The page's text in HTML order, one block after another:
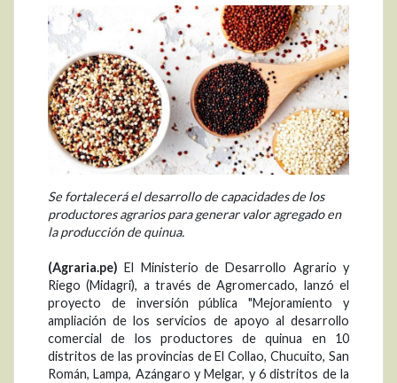
Se fortalecerá el desarrollo de capacidades de los
productores agrarios para generar valor agregado en
la producción de quinua.
(Agraria.pe) El Ministerio de Desarrollo Agrario y
Riego (Midagri), a través de Agromercado, lanzó el
proyecto de inversión pública "Mejoramiento y
ampliación de los servicios de apoyo al desarrollo
comercial de los productores de quinua en 10
distritos de las provincias de El Collao, Chucuito, San
Román, Lampa, Azángaro y Melgar, y 6 distritos de la